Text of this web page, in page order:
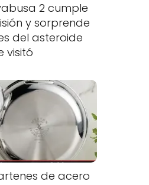
2 cumple
y sorprende
del asteroide
visitó
de acero